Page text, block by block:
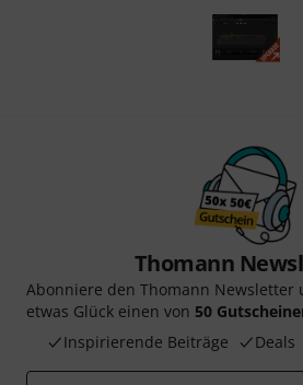
Thomann
Abonniere den Thomann Newsletter
etwas Glück einen von 50
Inspirierende Beiträge
Deals